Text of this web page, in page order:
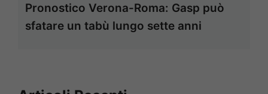
Pronostico Verona-Roma: Gasp può
sfatare un tabù lungo sette anni